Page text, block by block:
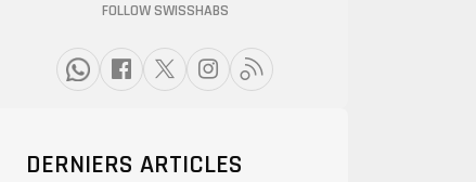
FOLLOW SWISSHABS
DERNIERS ARTICLES